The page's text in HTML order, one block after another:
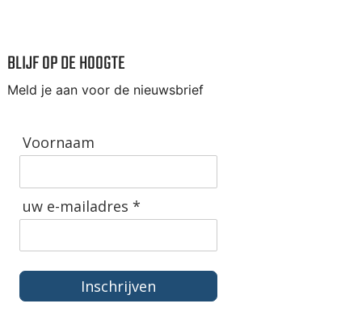
BLIJF OP DE HOOGTE
Meld je aan voor de nieuwsbrief
Voornaam
uw e-mailadres *
Inschrijven